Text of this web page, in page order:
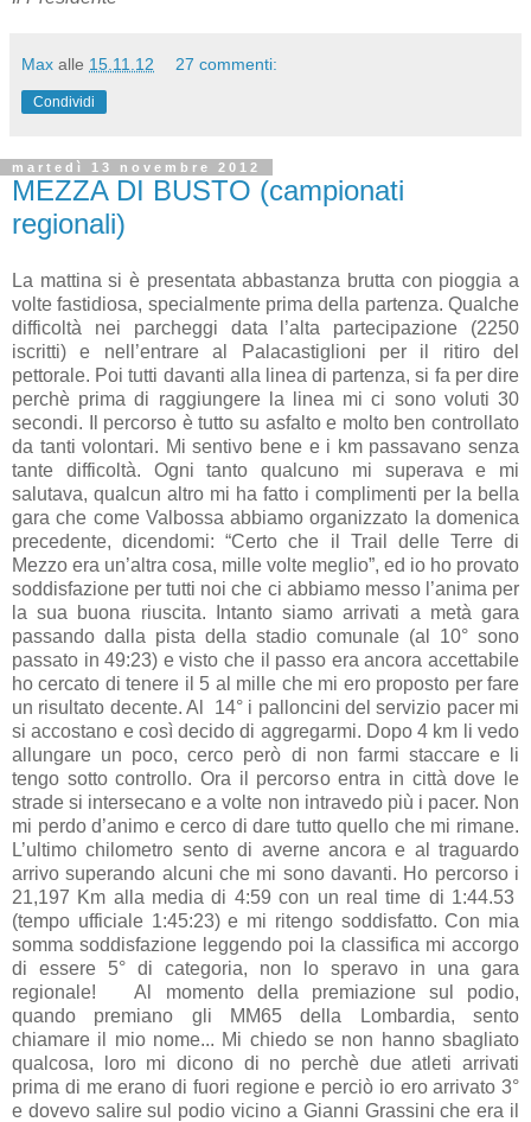
Max alle 15.11.12 27 commenti:
Condividi
martedì 13 novembre 2012
MEZZA DI BUSTO (campionati
regionali)
La mattina si è presentata abbastanza brutta con pioggia a
volte fastidiosa, specialmente prima della partenza. Qualche
difficoltà nei parcheggi data l’alta partecipazione (2250
iscritti) e nell’entrare al Palacastiglioni per il ritiro del
pettorale. Poi tutti davanti alla linea di partenza, si fa per dire
perchè prima di raggiungere la linea mi ci sono voluti 30
secondi. Il percorso è tutto su asfalto e molto ben controllato
da tanti volontari. Mi sentivo bene e i km passavano senza
tante difficoltà. Ogni tanto qualcuno mi superava e mi
salutava, qualcun altro mi ha fatto i complimenti per la bella
gara che come Valbossa abbiamo organizzato la domenica
precedente, dicendomi: “Certo che il Trail delle Terre di
Mezzo era un’altra cosa, mille volte meglio”, ed io ho provato
soddisfazione per tutti noi che ci abbiamo messo l’anima per
la sua buona riuscita. Intanto siamo arrivati a metà gara
passando dalla pista della stadio comunale (al 10° sono
passato in 49:23) e visto che il passo era ancora accettabile
ho cercato di tenere il 5 al mille che mi ero proposto per fare
un risultato decente. Al 14° i palloncini del servizio pacer mi
si accostano e così decido di aggregarmi. Dopo 4 km li vedo
allungare un poco, cerco però di non farmi staccare e li
tengo sotto controllo. Ora il percorso entra in città dove le
strade si intersecano e a volte non intravedo più i pacer. Non
mi perdo d’animo e cerco di dare tutto quello che mi rimane.
L’ultimo chilometro sento di averne ancora e al traguardo
arrivo superando alcuni che mi sono davanti. Ho percorso i
21,197 Km alla media di 4:59 con un real time di 1:44.53
(tempo ufficiale 1:45:23) e mi ritengo soddisfatto. Con mia
somma soddisfazione leggendo poi la classifica mi accorgo
di essere 5° di categoria, non lo speravo in una gara
regionale! Al momento della premiazione sul podio,
quando premiano gli MM65 della Lombardia, sento
chiamare il mio nome... Mi chiedo se non hanno sbagliato
qualcosa, loro mi dicono di no perchè due atleti arrivati
prima di me erano di fuori regione e perciò io ero arrivato 3°
e dovevo salire sul podio vicino a Gianni Grassini che era il